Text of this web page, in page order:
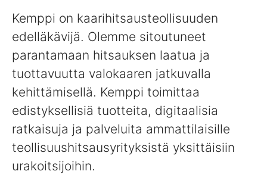
Kemppi on kaarihitsausteollisuuden
edelläkävijä. Olemme sitoutuneet
parantamaan hitsauksen laatua ja
tuottavuutta valokaaren jatkuvalla
kehittämisellä. Kemppi toimittaa
edistyksellisiä tuotteita, digitaalisia
ratkaisuja ja palveluita ammattilaisille
teollisuushitsausyrityksistä yksittäisiin
urakoitsijoihin.